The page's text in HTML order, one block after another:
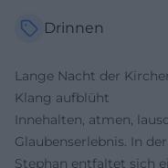
Drinnen
Lange Nacht der
Klang aufblüht
Innehalten, atmen,
Glaubenserlebnis. In
Stephan entfaltet sich